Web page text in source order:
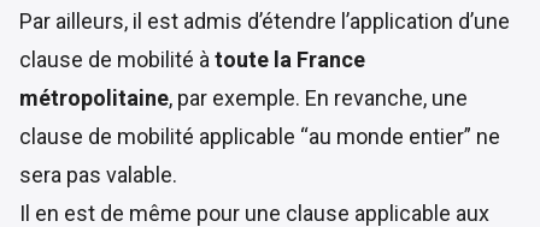
Par ailleurs, il est admis d’étendre l’application d’une
clause de mobilité à toute la France
métropolitaine, par exemple. En revanche, une
clause de mobilité applicable “au monde entier” ne
sera pas valable.
Il en est de même pour une clause applicable aux